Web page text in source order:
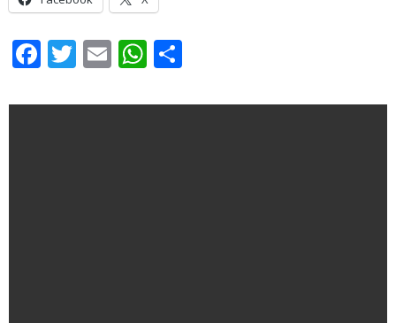
Facebook
Twitter
EmailWhatsApp